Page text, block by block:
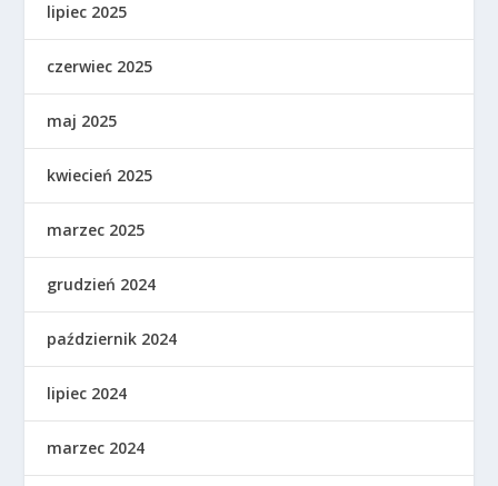
lipiec 2025
czerwiec 2025
maj 2025
kwiecień 2025
marzec 2025
grudzień 2024
październik 2024
lipiec 2024
marzec 2024